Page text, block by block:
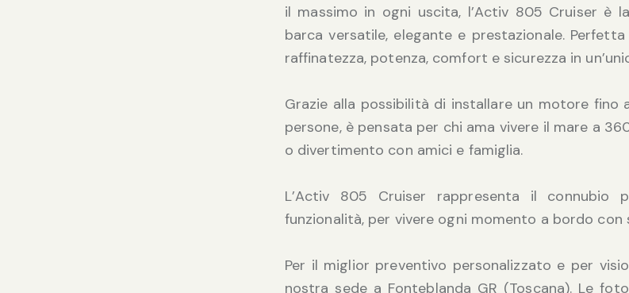
il massimo in ogni uscita, l’Activ 805 Cruiser è
barca versatile, elegante e prestazionale.
raffinatezza, potenza, comfort e sicurezza in
Grazie alla possibilità di installare un motore fino
persone, è pensata per chi ama vivere il mare a
o divertimento con amici e famiglia.
L’Activ 805 Cruiser rappresenta il
funzionalità, per vivere ogni momento a bordo con
Per il miglior preventivo personalizzato e per
nostra sede a Fonteblanda GR (Toscana). Le